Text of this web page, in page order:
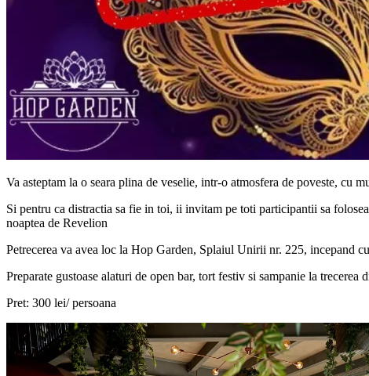
Va asteptam la o seara plina de veselie, intr-o atmosfera de poveste,
Si pentru ca distractia sa fie in toi, ii invitam pe toti participantii sa
noaptea de Revelion
Petrecerea va avea loc la Hop Garden, Splaiul Unirii nr. 225, incepand
Preparate gustoase alaturi de open bar, tort festiv si sampanie la
Pret: 300 lei/ persoana